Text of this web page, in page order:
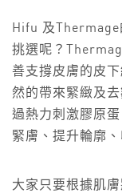
Hifu 及
挑選呢？
善支撐皮膚的皮
然的帶來緊緻及
過熱力刺激膠原
緊膚、提升輪廓
大家只要根據肌